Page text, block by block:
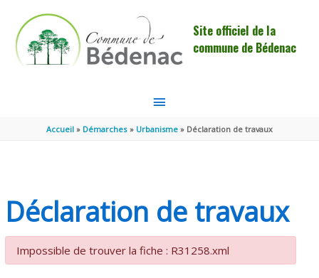
Site officiel de la
commune de Bédenac
MENU
PRINCIPAL
Accueil Démarches Urbanisme Déclaration de travaux
Déclaration de travaux
Impossible de trouver la fiche : R31258.xml